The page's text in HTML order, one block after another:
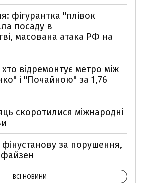
фігурантка "плівок
посаду в
масована атака РФ на
відремонтує метро між
і "Почайною" за 1,76
скоротилися міжнародні
за порушення,
ВСІ НОВИНИ